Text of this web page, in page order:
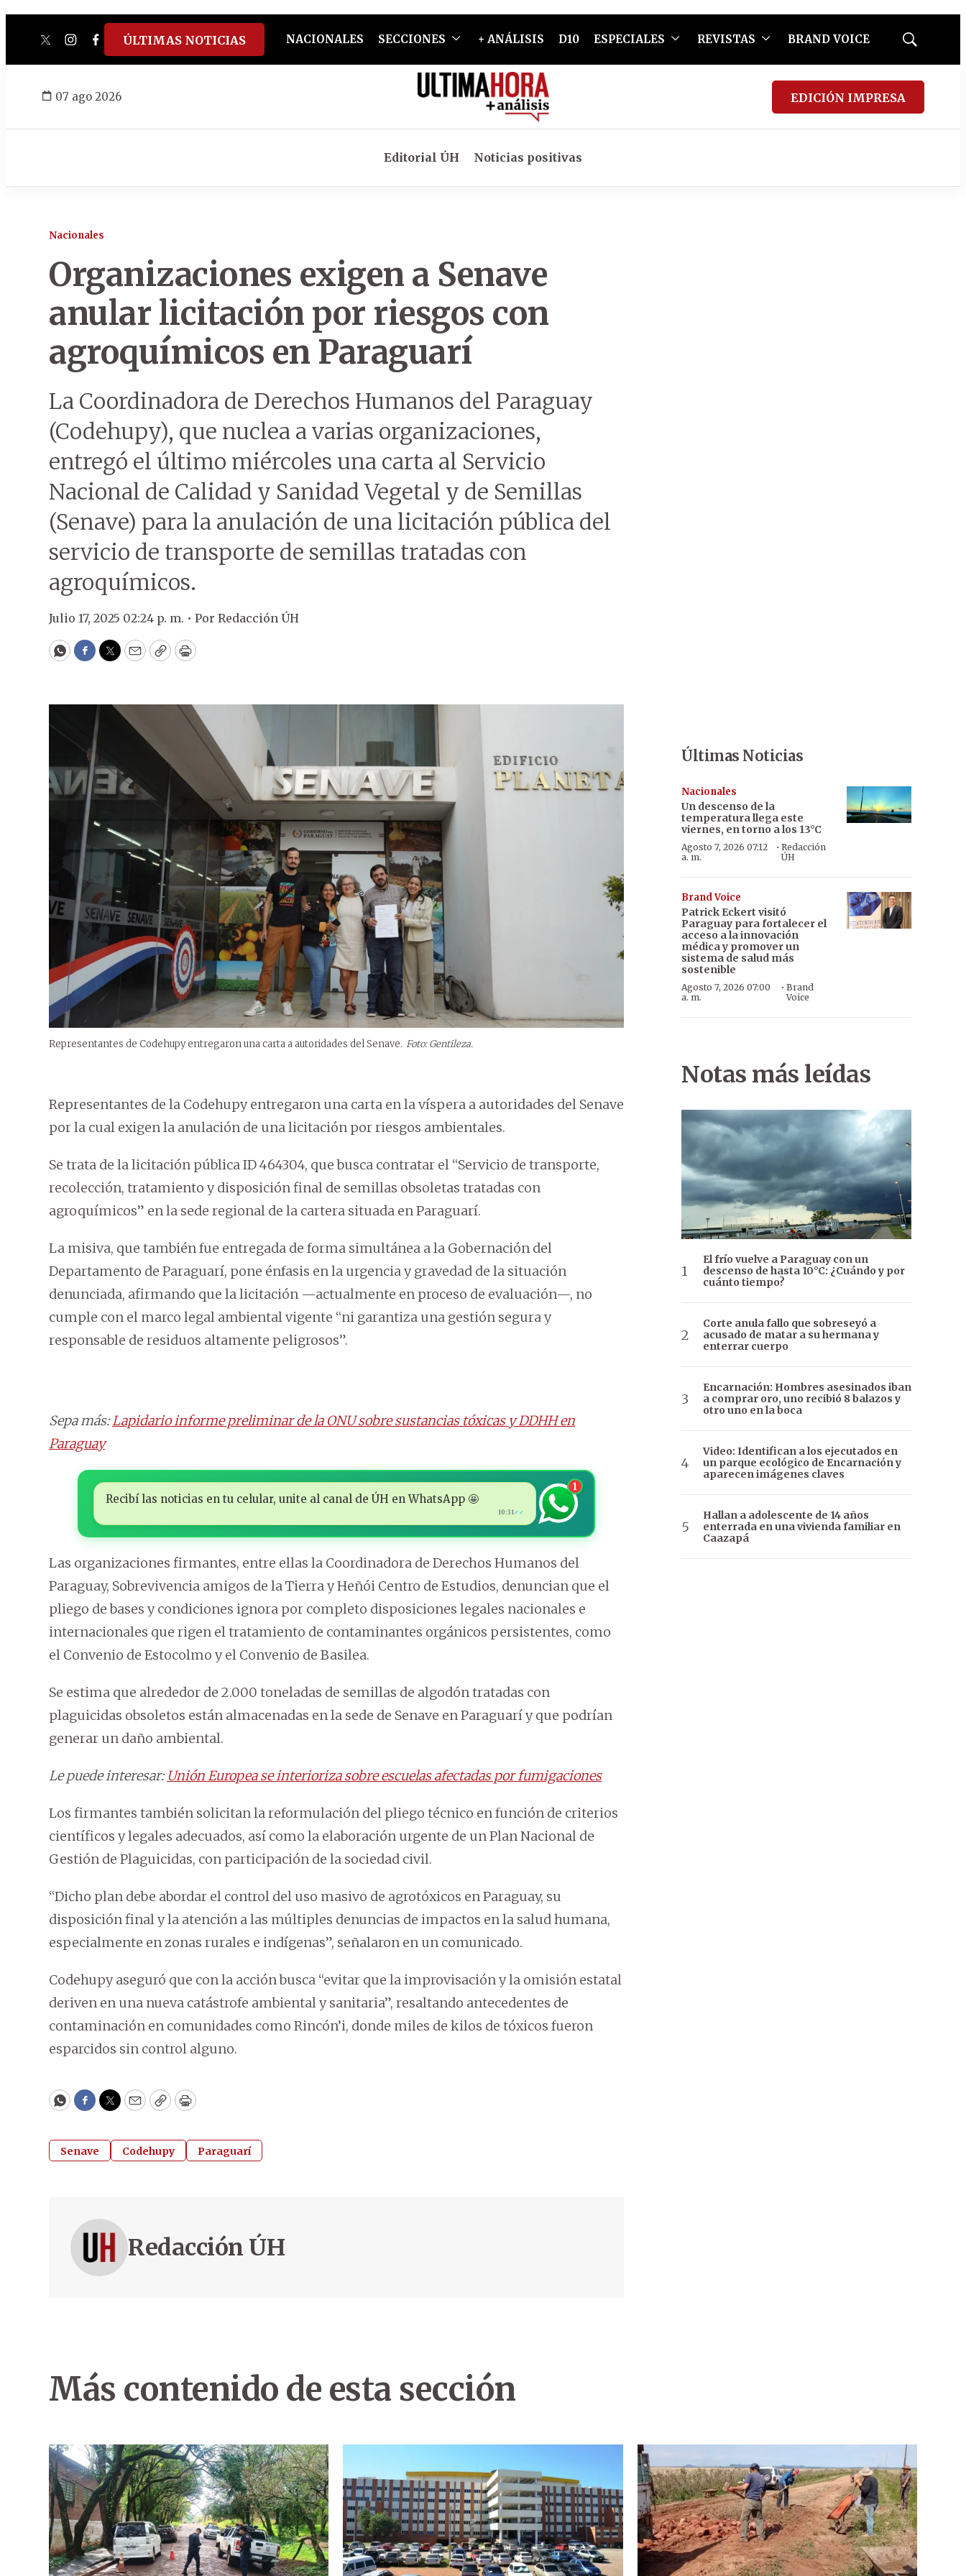
twitterinstagram
facebook
tiktokyoutube
spotify
ÚLTIMAS NOTICIAS NACIONALES SECCIONES + ANÁLISIS D10 ESPECIALES REVISTAS BRAND VOICE
Mostrar
07 ago 2026 EDICIÓN IMPRESA
Editorial ÚH Noticias positivas
Nacionales
Organizaciones exigen a Senave
anular licitación por riesgos con
agroquímicos en Paraguarí
La Coordinadora de Derechos Humanos del Paraguay
(Codehupy), que nuclea a varias organizaciones,
entregó el último miércoles una carta al Servicio
Nacional de Calidad y Sanidad Vegetal y de Semillas
(Senave) para la anulación de una licitación pública del
servicio de transporte de semillas tratadas con
agroquímicos.
Julio 17, 2025 02:24 p. m. • Por Redacción ÚH
WhatsApp
Facebook
Twitter
EmailCopyPrint
Representantes de Codehupy entregaron una carta a autoridades del Senave. Foto: Gentileza.
Representantes de la Codehupy entregaron una carta en la víspera a autoridades del Senave
por la cual exigen la anulación de una licitación por riesgos ambientales.
Se trata de la licitación pública ID 464304, que busca contratar el “Servicio de transporte,
recolección, tratamiento y disposición final de semillas obsoletas tratadas con
agroquímicos” en la sede regional de la cartera situada en Paraguarí.
La misiva, que también fue entregada de forma simultánea a la Gobernación del
Departamento de Paraguarí, pone énfasis en la urgencia y gravedad de la situación
denunciada, afirmando que la licitación —actualmente en proceso de evaluación—, no
cumple con el marco legal ambiental vigente “ni garantiza una gestión segura y
responsable de residuos altamente peligrosos”.
Sepa más:Lapidario informe preliminar de la ONU sobre sustancias tóxicas y DDHH en
Paraguay
Recibí las noticias en tu celular, unite al canal de ÚH en WhatsApp 🤩
10:31✓✓
1
Las organizaciones firmantes, entre ellas la Coordinadora de Derechos Humanos del
Paraguay, Sobrevivencia amigos de la Tierra y Heñói Centro de Estudios, denuncian que el
pliego de bases y condiciones ignora por completo disposiciones legales nacionales e
internacionales que rigen el tratamiento de contaminantes orgánicos persistentes, como
el Convenio de Estocolmo y el Convenio de Basilea.
Se estima que alrededor de 2.000 toneladas de semillas de algodón tratadas con
plaguicidas obsoletos están almacenadas en la sede de Senave en Paraguarí y que podrían
generar un daño ambiental.
Le puede interesar: Unión Europea se interioriza sobre escuelas afectadas por fumigaciones
Los firmantes también solicitan la reformulación del pliego técnico en función de criterios
científicos y legales adecuados, así como la elaboración urgente de un Plan Nacional de
Gestión de Plaguicidas, con participación de la sociedad civil.
“Dicho plan debe abordar el control del uso masivo de agrotóxicos en Paraguay, su
disposición final y la atención a las múltiples denuncias de impactos en la salud humana,
especialmente en zonas rurales e indígenas”, señalaron en un comunicado.
Codehupy aseguró que con la acción busca “evitar que la improvisación y la omisión estatal
deriven en una nueva catástrofe ambiental y sanitaria”, resaltando antecedentes de
contaminación en comunidades como Rincón’i, donde miles de kilos de tóxicos fueron
esparcidos sin control alguno.
WhatsApp
Facebook
Twitter
EmailCopyPrint
Senave Codehupy Paraguarí
Redacción ÚH
Últimas Noticias
Nacionales
Un descenso de la
temperatura llega este
viernes, en torno a los 13°C
Agosto 7, 2026 07:12
a. m.
· Redacción
ÚH
Brand Voice
Patrick Eckert visitó
Paraguay para fortalecer el
acceso a la innovación
médica y promover un
sistema de salud más
sostenible
Agosto 7, 2026 07:00
a. m.
· Brand
Voice
Notas más leídas
El frío vuelve a Paraguay con un
descenso de hasta 10°C: ¿Cuándo y por
cuánto tiempo?
Corte anula fallo que sobreseyó a
acusado de matar a su hermana y
enterrar cuerpo
Encarnación: Hombres asesinados iban
a comprar oro, uno recibió 8 balazos y
otro uno en la boca
Video: Identifican a los ejecutados en
un parque ecológico de Encarnación y
aparecen imágenes claves
Hallan a adolescente de 14 años
enterrada en una vivienda familiar en
Caazapá
Más contenido de esta sección